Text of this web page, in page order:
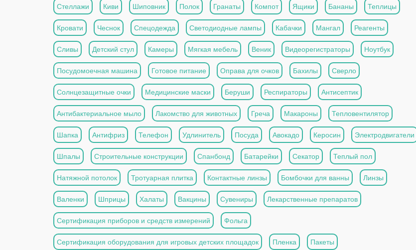
Стеллажи Киви Шиповник Полок Гранаты Компот Ящики Бананы Теплицы
Кровати Чеснок Спецодежда Светодиодные лампы Кабачки Мангал Реагенты
Сливы Детский стул Камеры Мягкая мебель Веник Видеорегистраторы Ноутбук
Посудомоечная машина Готовое питание Оправа для очков Бахилы Сверло
Солнцезащитные очки Медицинские маски Беруши Респираторы Антисептик
Антибактериальное мыло Лакомство для животных Греча Макароны Тепловентилятор
Шапка Антифриз Телефон Удлинитель Посуда Авокадо Керосин Электродвигатели
Шпалы Строительные конструкции Спанбонд Батарейки Секатор Теплый пол
Натяжной потолок Тротуарная плитка Контактные линзы Бомбочки для ванны Линзы
Валенки Шприцы Халаты Вакцины Сувениры Лекарственные препаратов
Сертификация приборов и средств измерений Фольга
Сертификация оборудования для игровых детских площадок Пленка Пакеты